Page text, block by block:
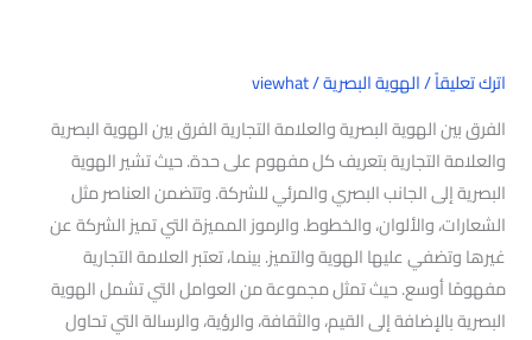
اترك تعليقاً/الهوية البصرية/
viewhat
الفرق بين الهوية البصرية والعلامة التجارية الفرق بين الهوية البصرية
والعلامة التجارية بتعريف كل مفهوم على حدة. حيث تشير الهوية
البصرية إلى الجانب البصري والمرئي للشركة. وتتضمن العناصر مثل
الشعارات، والألوان، والخطوط. والرموز المميزة التي تميز الشركة عن
غيرها وتضفي عليها الهوية والتميز. بينما، تعتبر العلامة التجارية
مفهومًا أوسع. حيث تمثل مجموعة من العوامل التي تشمل الهوية
البصرية بالإضافة إلى القيم، والثقافة، والرؤية، والرسالة التي تحاول